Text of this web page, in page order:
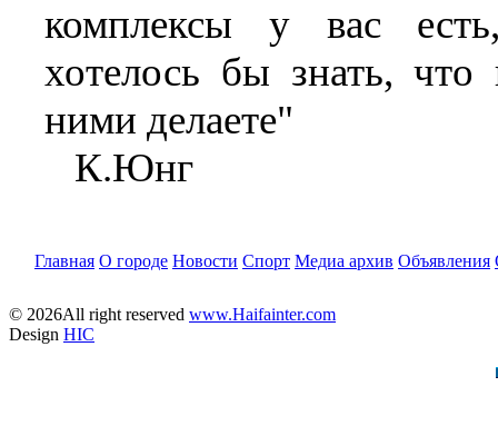
комплексы у вас
хотелось бы знать,
ними делаете"
К.Юнг
Главная О городе Новости Спорт Медиа архив Объявления
© 2026All right reserved www.Haifainter.com
Design HIC